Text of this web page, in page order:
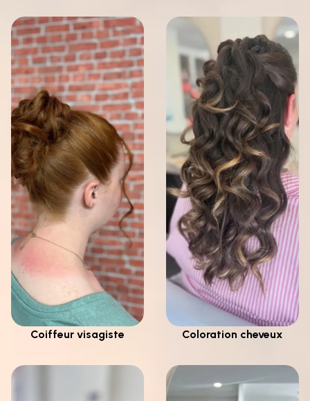
Coiffeur visagiste Coloration cheveux